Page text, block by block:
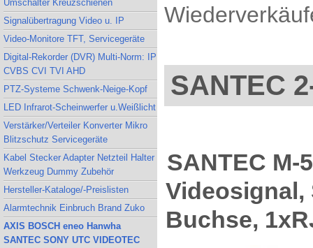
Umschalter Kreuzschienen
Signalübertragung Video u. IP
Video-Monitore TFT, Servicegeräte
Digital-Rekorder (DVR) Multi-Norm: IP
CVBS CVI TVI AHD
PTZ-Systeme Schwenk-Neige-Kopf
LED Infrarot-Scheinwerfer u.Weißlicht
Verstärker/Verteiler Konverter Mikro
Blitzschutz Servicegeräte
Kabel Stecker Adapter Netzteil Halter
Werkzeug Dummy Zubehör
Hersteller-Kataloge/-Preislisten
Alarmtechnik Einbruch Brand Zuko
AXIS BOSCH eneo Hanwha
SANTEC SONY UTC VIDEOTEC
SANTEC
SANTEC
Videosignal,
Buchse,